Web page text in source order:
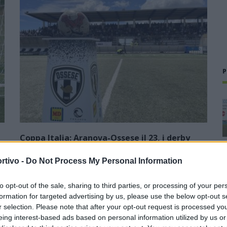
- Do Not Process My Personal Information
opt-out of the sale, sharing to third parties, or processing of your
for targeted advertising by us, please use the below opt-out
selection. Please note that after your opt-out request is processed
interest-based ads based on personal information utilized by us
Coppa Italia: Aranova-Ossese il 23, i derby
6 Ago 2026
In attesa dell'inizio del campionato previsto per domenica 6
settembre, sarà la Coppa Italia a inaugurare la nuova
stagione della D: la 26ª edizione partirà il 23 agosto con il
turno preliminare,…